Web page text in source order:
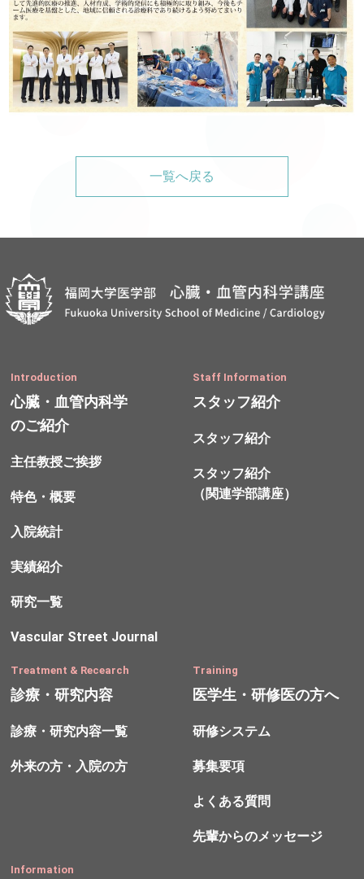
一覧へ戻る
Introduction
心臓・血管内科学
のご紹介
主任教授ご挨拶
特色・概要
入院統計
実績紹介
研究一覧
Vascular Street Journal
Staff Information
スタッフ紹介
スタッフ紹介
スタッフ紹介
（関連学部講座）
Treatment & Recearch
診療・研究内容
診療・研究内容一覧
外来の方・入院の方
Training
医学生・研修医の方へ
研修システム
募集要項
よくある質問
先輩からのメッセージ
Information